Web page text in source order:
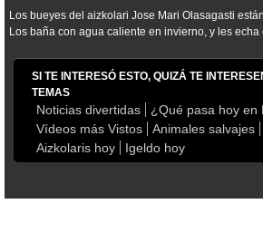
Los bueyes del aizkolari Jose Mari Olasagasti
Los baña con agua caliente en invierno, y les
SI TE INTERESÓ ESTO, QUIZÁ TE
TEMAS
Noticias divertidas
¿Qué pasa hoy en
Vídeos más Vistos
Animales salvajes
Aizkolaris hoy
Igeldo hoy